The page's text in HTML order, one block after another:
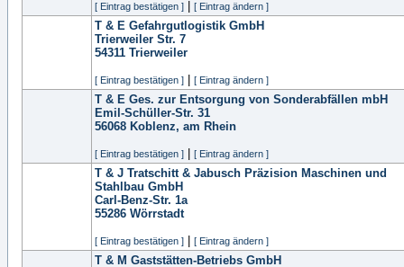
[ Eintrag bestätigen ] [ Eintrag ändern ]
T & E Gefahrgutlogistik GmbH
Trierweiler Str. 7
54311 Trierweiler
[ Eintrag bestätigen ] [ Eintrag ändern ]
T & E Ges. zur Entsorgung von Sonderabfällen mbH
Emil-Schüller-Str. 31
56068 Koblenz, am Rhein
[ Eintrag bestätigen ] [ Eintrag ändern ]
T & J Tratschitt & Jabusch Präzision Maschinen und
Stahlbau GmbH
Carl-Benz-Str. 1a
55286 Wörrstadt
[ Eintrag bestätigen ] [ Eintrag ändern ]
T & M Gaststätten-Betriebs GmbH